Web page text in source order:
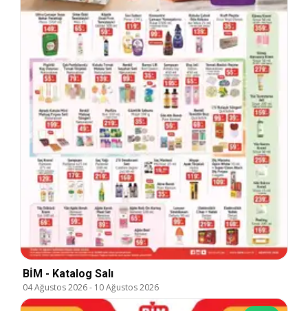
BİM - Katalog Salı
04 Ağustos 2026- 10 Ağustos 2026